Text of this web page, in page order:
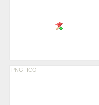
PNG ICO